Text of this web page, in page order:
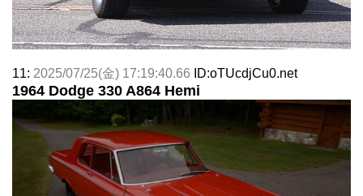
11: 2025/07/25(金) 17:19:40.66 ID:oTUcdjCu0.net
1964 Dodge 330 A864 Hemi